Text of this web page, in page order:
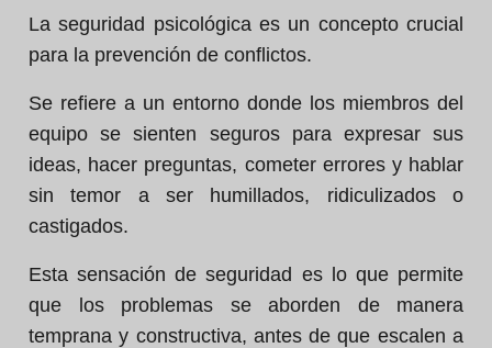
La seguridad psicológica es un concepto crucial
para la prevención de conflictos.
Se refiere a un entorno donde los miembros del
equipo se sienten seguros para expresar sus
ideas, hacer preguntas, cometer errores y hablar
sin temor a ser humillados, ridiculizados o
castigados.
Esta sensación de seguridad es lo que permite
que los problemas se aborden de manera
temprana y constructiva, antes de que escalen a